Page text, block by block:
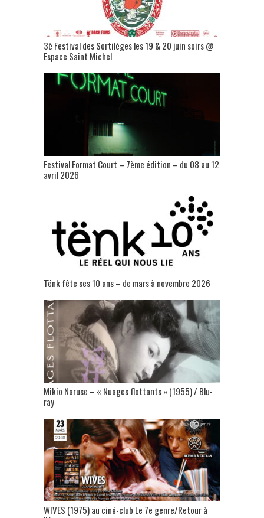
3è Festival des Sortilèges les 19 & 20 juin soirs @
Espace Saint Michel
Festival Format Court – 7ème édition – du 08 au 12
avril 2026
Tënk fête ses 10 ans – de mars à novembre 2026
Mikio Naruse – « Nuages flottants » (1955) / Blu-
ray
WIVES (1975) au ciné-club Le 7e genre/Retour à